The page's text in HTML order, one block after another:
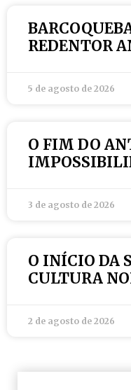
REDENTOR
5 de agosto de 2026
O FIM DO
3 de agosto de 2026
O INÍCIO DA
CULTURA
2 de agosto de 2026